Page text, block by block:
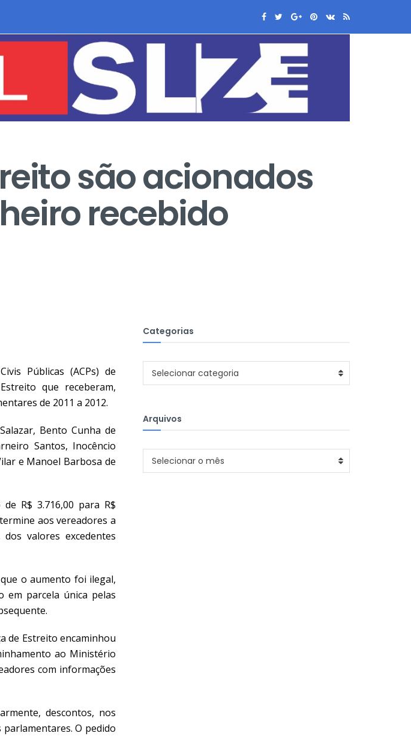
são acionados
recebido
Públicas (ACPs) de
que receberam,
de 2011 a 2012.
Bento Cunha de
Santos, Inocêncio
e Manoel Barbosa de
R$ 3.716,00 para R$
aos vereadores a
valores excedentes
o aumento foi ilegal,
em parcela única pelas
de Estreito encaminhou
ao Ministério
com informações
descontos, nos
O pedido
Categorias
Categorias
Selecionar categoria
Arquivos
Arquivos
Selecionar o mês